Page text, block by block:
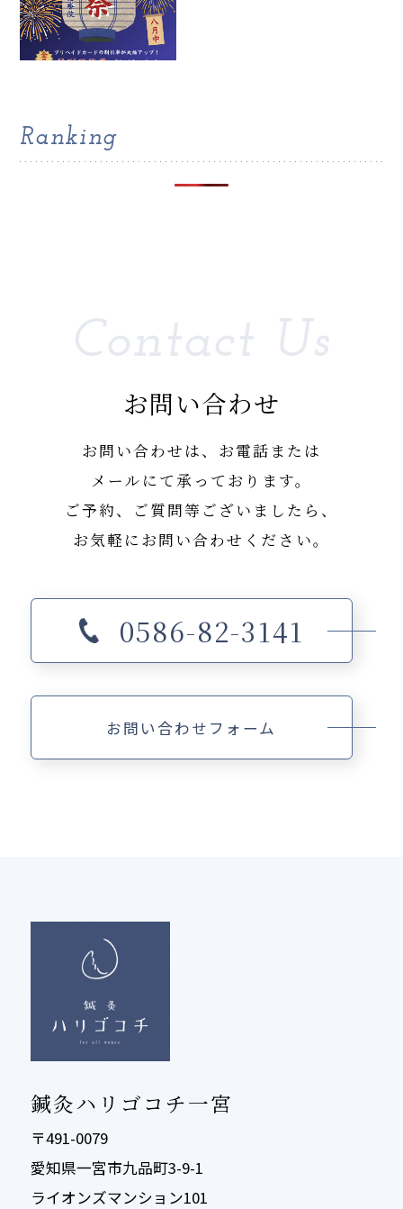
Ranking
Contact Us
お問い合わせ
お問い合わせは、お電話または
メールにて承っております。
ご予約、ご質問等ございましたら、
お気軽にお問い合わせください。
0586-82-3141
お問い合わせフォーム
鍼灸ハリゴコチ一宮
〒491-0079
愛知県一宮市九品町3-9-1
ライオンズマンション101